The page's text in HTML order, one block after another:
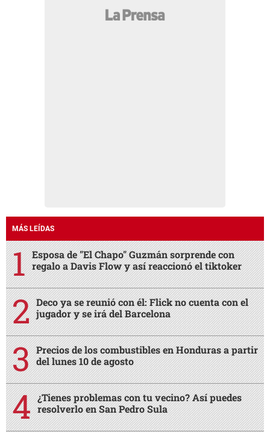
MÁS LEÍDAS
Esposa de "El Chapo" Guzmán sorprende con
regalo a Davis Flow y así reaccionó el tiktoker
Deco ya se reunió con él: Flick no cuenta con el
jugador y se irá del Barcelona
Precios de los combustibles en Honduras a partir
del lunes 10 de agosto
¿Tienes problemas con tu vecino? Así puedes
resolverlo en San Pedro Sula